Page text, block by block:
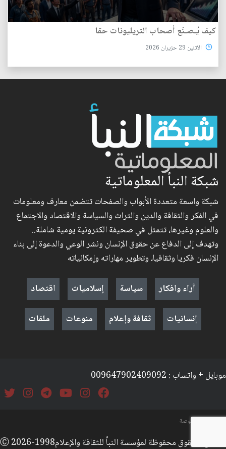
كيف يُـصـنَع أصحاب التريليونات حقا
الأثنين 29 حزيران 2026
شبكة النبأ المعلوماتية
شبكة واسعة متعددة الأبواب والصفحات تتضمن معارف ومعلومات
في الفكر والثقافة والدين والتراث والسياسة والاقتصاد والاجتماع
والعلوم وغيرها، تتمثل في صحيفة الكترونية يومية شاملة..
وتهدف إلى الدفاع عن حقوق الإنسان ونشر الوعي والدعوة إلى بناء
الإنسان فكريا وثقافيا، وتطوير مهاراته وإمكانياته
آراء وافكار
سياسة إسلاميات
اقتصاد
إنسانيات
ثقافة وإعلام منوعات ملفات
موبايل + واتساب : 009647902409092
السياسة والخصوصة
جميع الحقوق محفوظة لمؤسسة النبأ للثقافة والإعلامⒸ 2026-1998